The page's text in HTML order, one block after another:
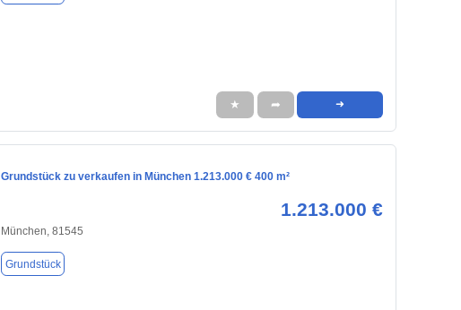
★ ➦ ➜
Grundstück zu verkaufen in München 1.213.000 € 400 m²
1.213.000 €
München, 81545
Grundstück